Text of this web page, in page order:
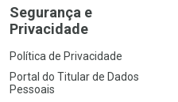
Segurança e
Privacidade
Política de Privacidade
Portal do Titular de Dados
Pessoais